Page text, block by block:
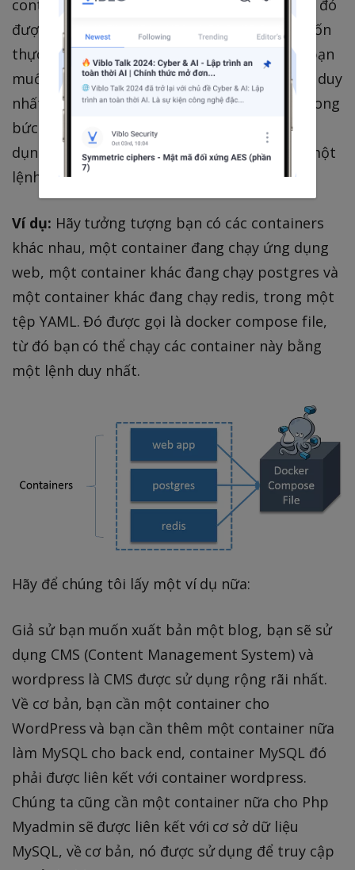
container khác nhau và tất cả các containers đó
được liên kết với nhau. Vì vậy, bạn không muốn
thực thi từng container đó một. Tuy nhiên, bạn
muốn chạy các containers đó bằng một lệnh duy
nhất. Đó là nơi Docker Compose xuất hiện trong
bức tranh. Với nó, bạn có thể chạy nhiều ứng
dụng trong các containers khác nhau bằng một
lệnh duy nhất. Ví dụ:
docker-compose up
Ví dụ: Hãy tưởng tượng bạn có các containers
khác nhau, một container đang chạy ứng dụng
web, một container khác đang chạy postgres và
một container khác đang chạy redis, trong một
tệp YAML. Đó được gọi là docker compose file,
từ đó bạn có thể chạy các container này bằng
một lệnh duy nhất.
Hãy để chúng tôi lấy một ví dụ nữa:
Giả sử bạn muốn xuất bản một blog, bạn sẽ sử
dụng CMS (Content Management System) và
wordpress là CMS được sử dụng rộng rãi nhất.
Về cơ bản, bạn cần một container cho
WordPress và bạn cần thêm một container nữa
làm MySQL cho back end, container MySQL đó
phải được liên kết với container wordpress.
Chúng ta cũng cần một container nữa cho Php
Myadmin sẽ được liên kết với cơ sở dữ liệu
MySQL, về cơ bản, nó được sử dụng để truy cập